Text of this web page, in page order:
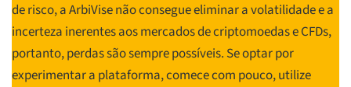
de risco, a ArbiVise não consegue eliminar a volatilidade e a
incerteza inerentes aos mercados de criptomoedas e CFDs,
portanto, perdas são sempre possíveis. Se optar por
experimentar a plataforma, comece com pouco, utilize